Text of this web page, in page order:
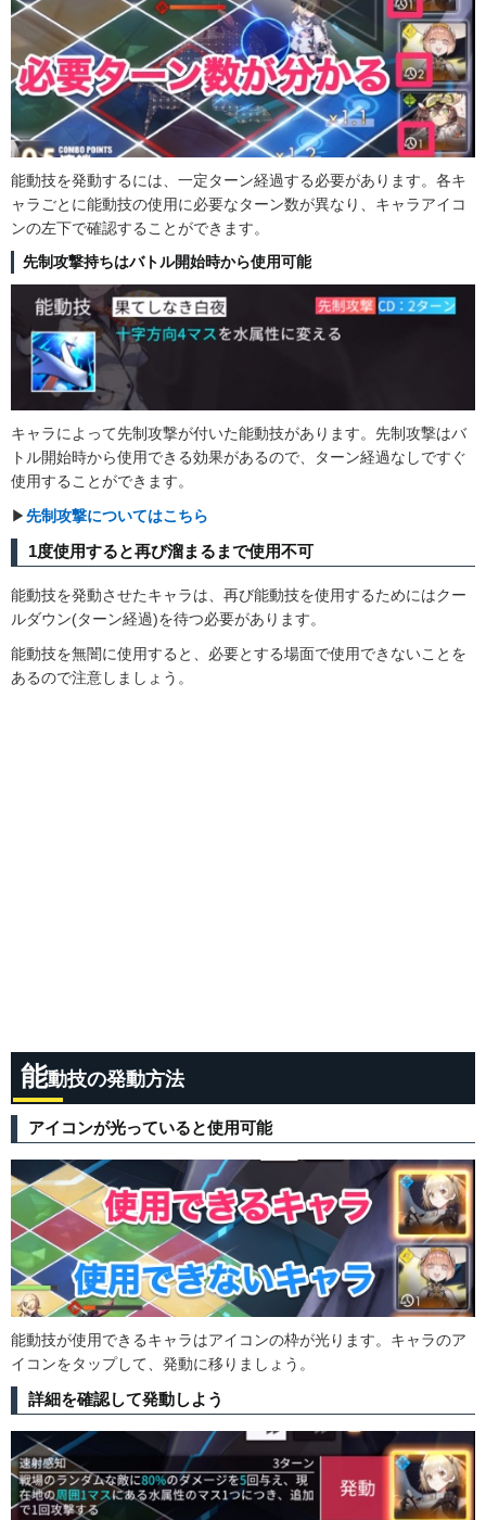
能動技を発動するには、一定ターン経過する必要があります。各キ
ャラごとに能動技の使用に必要なターン数が異なり、キャラアイコ
ンの左下で確認することができます。
先制攻撃持ちはバトル開始時から使用可能
キャラによって先制攻撃が付いた能動技があります。先制攻撃はバ
トル開始時から使用できる効果があるので、ターン経過なしですぐ
使用することができます。
▶︎先制攻撃についてはこちら
1度使用すると再び溜まるまで使用不可
能動技を発動させたキャラは、再び能動技を使用するためにはクー
ルダウン(ターン経過)を待つ必要があります。
能動技を無闇に使用すると、必要とする場面で使用できないことを
あるので注意しましょう。
能動技の発動方法
アイコンが光っていると使用可能
能動技が使用できるキャラはアイコンの枠が光ります。キャラのア
イコンをタップして、発動に移りましょう。
詳細を確認して発動しよう